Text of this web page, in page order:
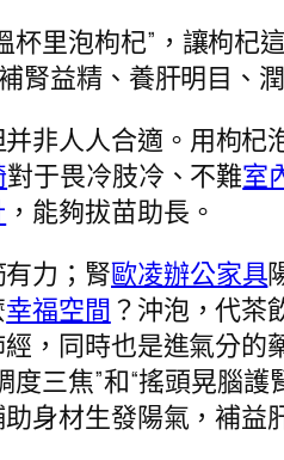
杯里泡枸杞”，讓枸杞
腎益精、養肝明目、
非人人合適。用枸杞
對于畏冷肢冷、不難室
，能夠拔苗助長。
力；腎歐凌辦公家具
幸福空間 ？沖泡，代茶
，同時也是進氣分
度三焦”和“搖頭晃腦
身材生發陽氣，補益